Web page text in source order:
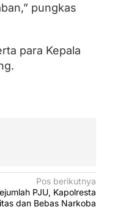
pungkas
para Kepala
Pos berikutnya
PJU, Kapolresta
dan Bebas Narkoba